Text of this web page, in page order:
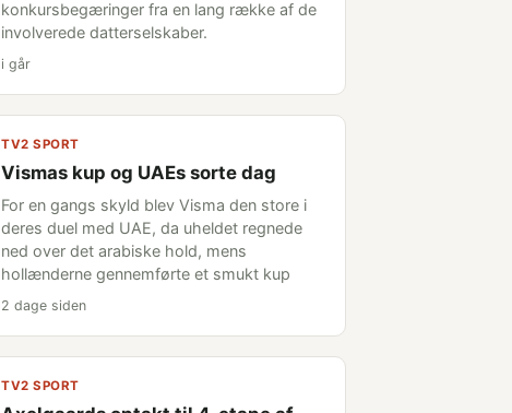
konkursbegæringer fra en lang række af de
involverede datterselskaber.
i går
TV2 SPORT
Vismas kup og UAEs sorte dag
For en gangs skyld blev Visma den store i
deres duel med UAE, da uheldet regnede
ned over det arabiske hold, mens
hollænderne gennemførte et smukt kup
2 dage siden
TV2 SPORT